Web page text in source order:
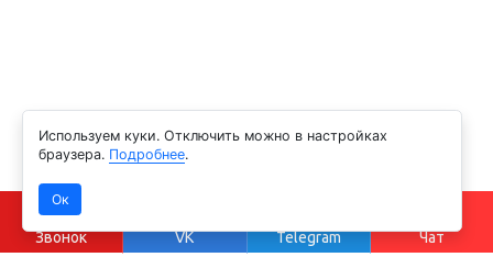
Используем куки. Отключить можно в настройках
браузера. Подробнее.
Ок
Звонок VK Telegram Чат